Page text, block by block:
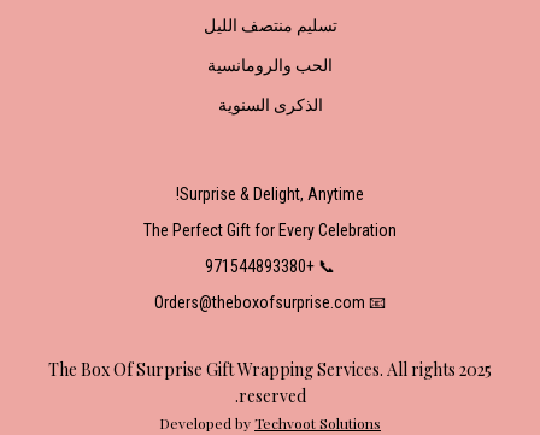
تسليم منتصف الليل
الحب والرومانسية
الذكرى السنوية
Surprise & Delight, Anytime!
The Perfect Gift for Every Celebration
📞 +971544893380
📧 Orders@theboxofsurprise.com
2025 The Box Of Surprise Gift Wrapping Services. All rights
reserved.
Developed byTechvoot Solutions